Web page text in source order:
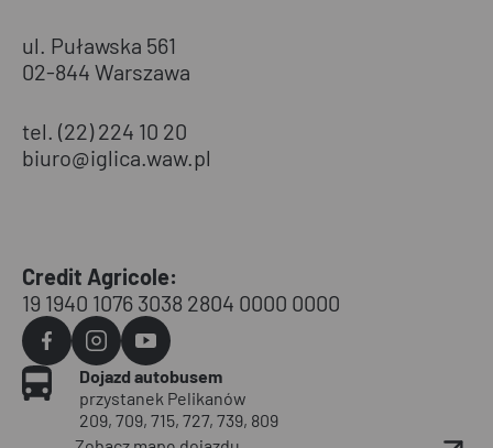
ul. Puławska 561
02-844 Warszawa
tel. (22) 224 10 20
biuro@iglica.waw.pl
Credit Agricole:
19 1940 1076 3038 2804 0000 0000
Agvo
Facebook
Agvo
Instagram
Agvo
YouTube
Dojazd autobusem
przystanek Pelikanów
209, 709, 715, 727, 739, 809